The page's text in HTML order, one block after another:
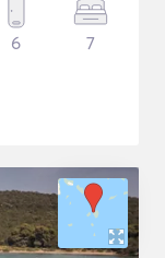
6 7